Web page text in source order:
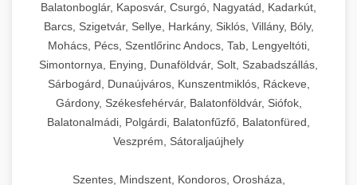
Balatonboglár, Kaposvár, Csurgó, Nagyatád, Kadarkút,
Barcs, Szigetvár, Sellye, Harkány, Siklós, Villány, Bóly,
Mohács, Pécs, Szentlőrinc Andocs, Tab, Lengyeltóti,
Simontornya, Enying, Dunaföldvár, Solt, Szabadszállás,
Sárbogárd, Dunaújváros, Kunszentmiklós, Ráckeve,
Gárdony, Székesfehérvár, Balatonföldvár, Siófok,
Balatonalmádi, Polgárdi, Balatonfűzfő, Balatonfüred,
Veszprém, Sátoraljaújhely
Szentes, Mindszent, Kondoros, Orosháza,